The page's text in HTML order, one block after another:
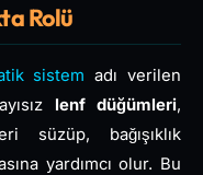
Rolü
sistem adı verilen
lenf düğümleri,
süzüp, bağışıklık
yardımcı olur. Bu